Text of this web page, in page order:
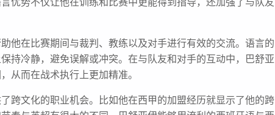
他在比赛期间与裁判、教练以及对手进行有效的交流。语言的
持冷静，避免误解或冲突。在与队友和对手的互动中，巴舒亚
从而在战术执行上更加精准。
跨文化的职业机会。比如他在西甲的加盟经历就显示了他的跨